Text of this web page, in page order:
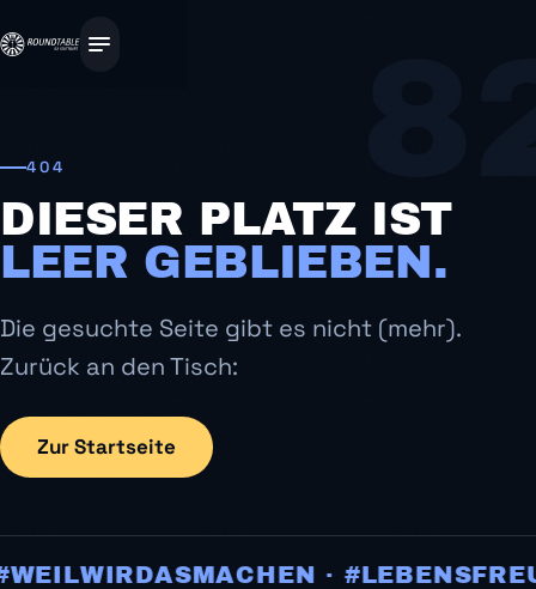
404
DIESER PLATZ IST
LEER GEBLIEBEN.
Die gesuchte Seite gibt es nicht (mehr).
Zurück an den Tisch:
Zur Startseite
·